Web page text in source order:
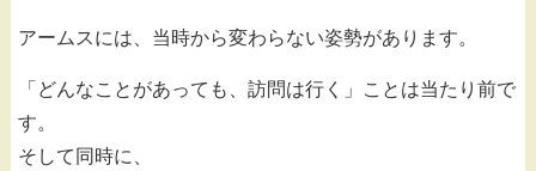
アームスには、当時から変わらない姿勢があります。
「どんなことがあっても、訪問は行く」ことは当たり前で
す。
そして同時に、